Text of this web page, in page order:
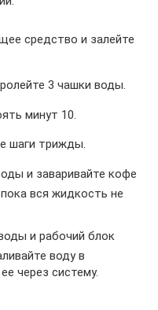
средство и залейте
3 чашки воды.
минут 10.
шаги трижды.
и заваривайте кофе
вся жидкость не
и рабочий блок
воду в
через систему.